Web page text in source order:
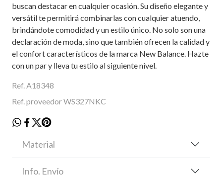
buscan destacar en cualquier ocasión. Su diseño elegante y
versátil te permitirá combinarlas con cualquier atuendo,
brindándote comodidad y un estilo único. No solo son una
declaración de moda, sino que también ofrecen la calidad y
el confort característicos de la marca New Balance. Hazte
con un par y lleva tu estilo al siguiente nivel.
Ref. A18348
Ref. proveedor WS327NKC
Material
Info. Envío